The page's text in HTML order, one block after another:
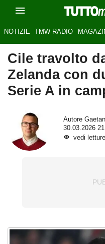
NOTIZIE TMW RADIO
Cile travolto
Zelanda con
Serie A in
Autore
30.03.2026
vedi letture